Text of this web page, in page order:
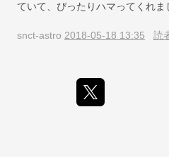
ていて、ぴったりハマってくれま
snct-astro 2018-05-18 13:35 読